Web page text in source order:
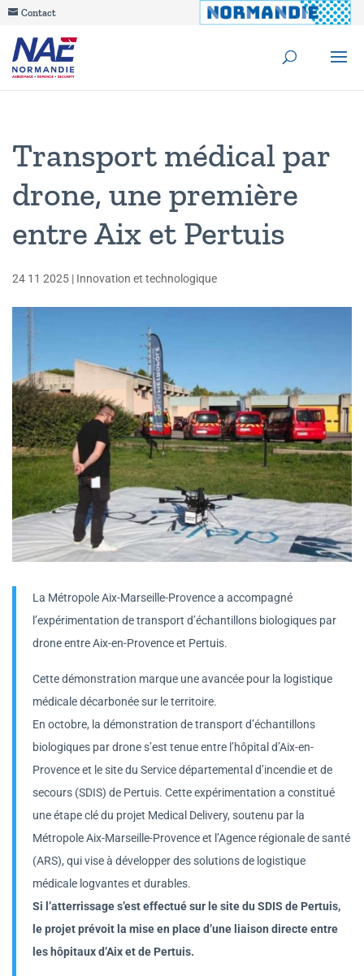
Contact
Transport médical par
drone, une première
entre Aix et Pertuis
24 11 2025 | Innovation et technologique
La Métropole Aix-Marseille-Provence a accompagné
l’expérimentation de transport d’échantillons biologiques par
drone entre Aix-en-Provence et Pertuis.
Cette démonstration marque une avancée pour la logistique
médicale décarbonée sur le territoire.
En octobre, la démonstration de transport d’échantillons
biologiques par drone s’est tenue entre l’hôpital d’Aix-en-
Provence et le site du Service départemental d’incendie et de
secours (SDIS) de Pertuis. Cette expérimentation a constitué
une étape clé du projet Medical Delivery, soutenu par la
Métropole Aix-Marseille-Provence et l’Agence régionale de santé
(ARS), qui vise à développer des solutions de logistique
médicale logvantes et durables.
Si l’atterrissage s’est effectué sur le site du SDIS de Pertuis,
le projet prévoit la mise en place d’une liaison directe entre
les hôpitaux d’Aix et de Pertuis.